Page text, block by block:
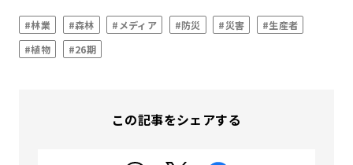
#林業 #森林 #メディア #防災 #災害
#生産者
#植物
#26期
この記事をシェアする